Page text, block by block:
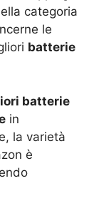
categoria
le
batterie
batterie
in
la varietà
è